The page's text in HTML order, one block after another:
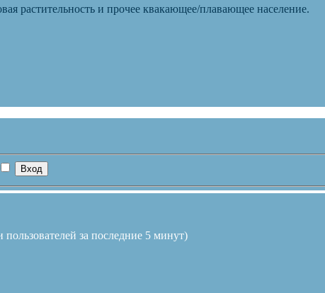
растительность и прочее квакающее/плавающее население.
за последние 5 минут)